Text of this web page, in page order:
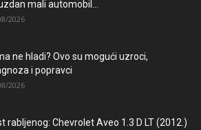
mali automobil...
2026
ne hladi? Ovo su mogući uzroci,
i popravci
2026
rabljenog: Chevrolet Aveo 1.3 D LT (2012.)